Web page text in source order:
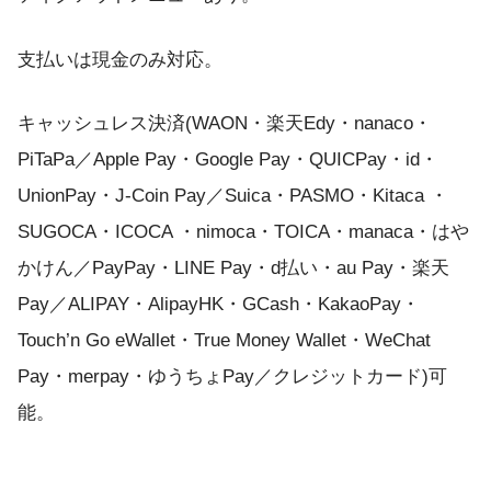
支払いは現金のみ対応。
キャッシュレス決済(WAON・楽天Edy・nanaco・
PiTaPa／Apple Pay・Google Pay・QUICPay・id・
UnionPay・J-Coin Pay／Suica・PASMO・Kitaca ・
SUGOCA・ICOCA ・nimoca・TOICA・manaca・はや
かけん／PayPay・LINE Pay・d払い・au Pay・楽天
Pay／ALIPAY・AlipayHK・GCash・KakaoPay・
Touch’n Go eWallet・True Money Wallet・WeChat
Pay・merpay・ゆうちょPay／クレジットカード)可
能。